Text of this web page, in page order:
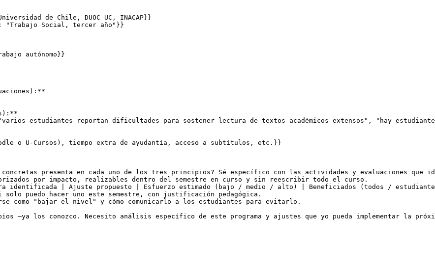
de Chile, DUOC UC, INACAP}}
"Trabajo Social, tercer año"}}
autónomo}}
estudiantes reportan dificultades para sostener lectura de textos académicos extensos", "hay
o U-Cursos), tiempo extra de ayudantía, acceso a subtítulos, etc.}}
concretas presenta en cada uno de los tres principios? Sé específico con las actividades y evaluaciones que
por impacto, realizables dentro del semestre en curso y sin reescribir todo el curso.
identificada | Ajuste propuesto | Esfuerzo estimado (bajo / medio / alto) | Beneficiados (todos /
solo puedo hacer uno este semestre, con justificación pedagógica.
como "bajar el nivel" y cómo comunicarlo a los estudiantes para evitarlo.
—ya los conozco. Necesito análisis específico de este programa y ajustes que yo pueda implementar la